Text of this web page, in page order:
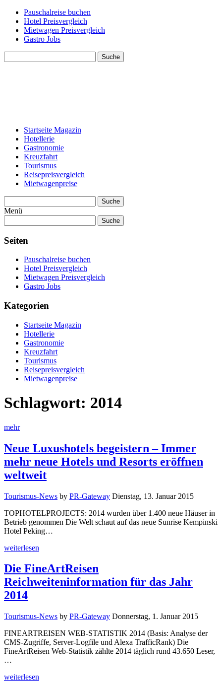
Pauschalreise buchen
Hotel Preisvergleich
Mietwagen Preisvergleich
Gastro Jobs
Suche
Startseite Magazin
Hotellerie
Gastronomie
Kreuzfahrt
Tourismus
Reisepreisvergleich
Mietwagenpreise
Suche
Menü
Suche
Seiten
Pauschalreise buchen
Hotel Preisvergleich
Mietwagen Preisvergleich
Gastro Jobs
Kategorien
Startseite Magazin
Hotellerie
Gastronomie
Kreuzfahrt
Tourismus
Reisepreisvergleich
Mietwagenpreise
Schlagwort: 2014
mehr
Neue Luxushotels begeistern – Immer
mehr neue Hotels und Resorts eröffnen
weltweit
Tourismus-News by PR-Gateway Dienstag, 13. Januar 2015
TOPHOTELPROJECTS: 2014 wurden über 1.400 neue Häuser in
Betrieb genommen Die Welt schaut auf das neue Sunrise Kempinski
Hotel Peking…
weiterlesen
Die FineArtReisen
Reichweiteninformation für das Jahr
2014
Tourismus-News by PR-Gateway Donnerstag, 1. Januar 2015
FINEARTREISEN WEB-STATISTIK 2014 (Basis: Analyse der
CMS-Zugriffe, Server-Logfile und Alexa TrafficRank) Die
FineArtReisen Web-Statistik zählte 2014 täglich rund 43.650 Leser,
…
weiterlesen